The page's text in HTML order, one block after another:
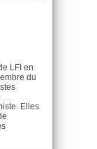
LFI en
du
Elles